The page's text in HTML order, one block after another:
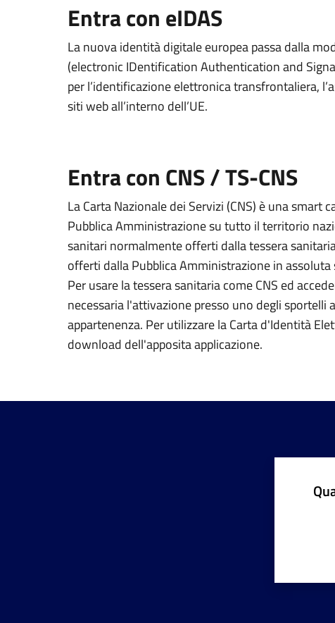
Entra con eIDAS
La nuova identità digitale europea passa dalla
(electronic IDentification Authentication and
per l’identificazione elettronica transfrontaliera,
siti web all’interno dell’UE.
Entra con CNS / TS-CNS
La Carta Nazionale dei Servizi (CNS) è una smart
Pubblica Amministrazione su tutto il territorio
sanitari normalmente offerti dalla tessera
offerti dalla Pubblica Amministrazione in
Per usare la tessera sanitaria come CNS ed
necessaria l'attivazione presso uno degli sportelli
appartenenza. Per utilizzare la Carta d'Identità
download dell'apposita applicazione.